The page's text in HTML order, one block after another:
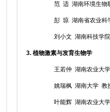
范 适 湖南环境生物
彭 琼 湖南省农业科
刘小文 湖南科技学
3. 植物激素与发育生物学
王若仲 湖南农业大
姚瑞枫 湖南大学 教
叶能辉 湖南农业大